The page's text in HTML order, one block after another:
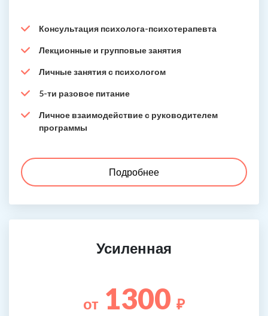
Консультация психолога-психотерапевта
Лекционные и групповые занятия
Личные занятия с психологом
5-ти разовое питание
Личное взаимодействие с руководителем
программы
Подробнее
Усиленная
от 1300 ₽